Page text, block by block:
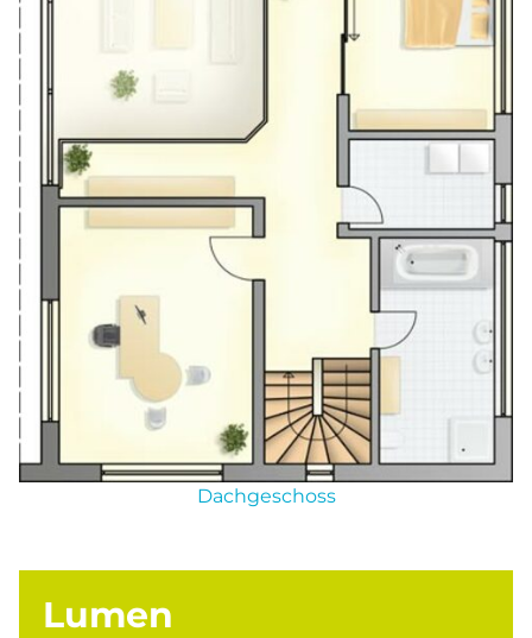
Über uns
Dachgeschoss
Lumen